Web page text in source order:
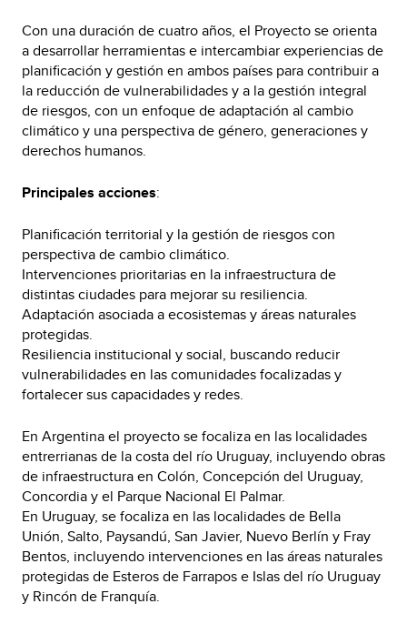
Con una duración de cuatro años, el Proyecto se orienta
a desarrollar herramientas e intercambiar experiencias de
planificación y gestión en ambos países para contribuir a
la reducción de vulnerabilidades y a la gestión integral
de riesgos, con un enfoque de adaptación al cambio
climático y una perspectiva de género, generaciones y
derechos humanos.
Principales acciones:
Planificación territorial y la gestión de riesgos con
perspectiva de cambio climático.
Intervenciones prioritarias en la infraestructura de
distintas ciudades para mejorar su resiliencia.
Adaptación asociada a ecosistemas y áreas naturales
protegidas.
Resiliencia institucional y social, buscando reducir
vulnerabilidades en las comunidades focalizadas y
fortalecer sus capacidades y redes.
En Argentina el proyecto se focaliza en las localidades
entrerrianas de la costa del río Uruguay, incluyendo obras
de infraestructura en Colón, Concepción del Uruguay,
Concordia y el Parque Nacional El Palmar.
En Uruguay, se focaliza en las localidades de Bella
Unión, Salto, Paysandú, San Javier, Nuevo Berlín y Fray
Bentos, incluyendo intervenciones en las áreas naturales
protegidas de Esteros de Farrapos e Islas del río Uruguay
y Rincón de Franquía.